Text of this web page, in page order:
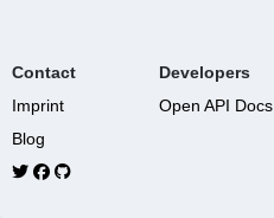
Contact
Imprint
Blog
Developers
Open API Docs